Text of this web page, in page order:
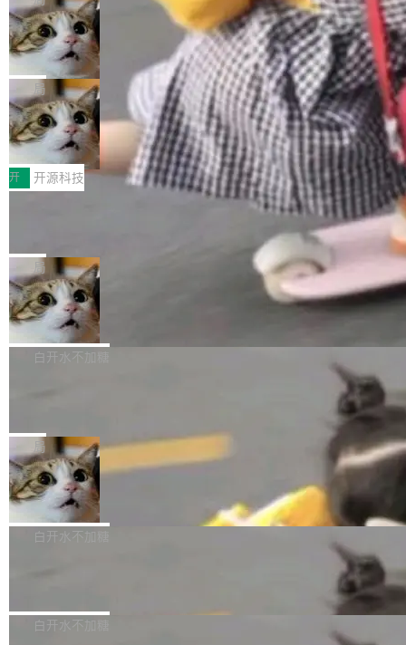
现实 过去两年，CIO们的焦虑清单上多了两项：
一是如何让大模型和智能体应用安全地从PoC走
向生产，二是如何让测试团队跟得上AI应用...
设置，如果用布尔值 + 可空字段来表示——bool
ean 表示是否可切换，nullable 的默认模式、浅
色方案、深色方案——会产生大量无意义的组
合。方案缺了、配置冲突了、全 null 了。要知道
哪些组合有效，作者说，你得靠"文档、校验、或
者部落知识"。 换个写法。Rust 的 enum，两个
变体：Switchable...
个"AI 知识库 + 聊天机器人"——每个大厂都在
做，没什么新鲜的。 但 Kenton Varda 在 Twitte
r 上把事情说清楚了： 今天我们发布了 Cloudfla
re OS，一个带连接器的聊天机器人，跟其他所
有科技公司做的一样。只不过，实际上它不一
样。这是 Sandstorm.io 的重制版，我十年前的
那个创业公司。不同的是，这次它构建在 Cloudf
lare Workers 上——我花了九年时间搭建的平台
——并且深度集成了 AI。这基本上是我十年秘密
Deno 团队开源 Celld，可自托管的分
布式 Durable Objects
Ryan Dahl 领导的 Deno 团队推出了最新开源项
目 Celld，一个能在自己机器上运行 Cloudflare
Workers 和 Durable Objects 的守护进程。 设
计思路很直接：每个对象是一个独立的 SQLite
数据库，按名称寻址，复制到你自己的 S3 兼容
存储库里。节点之间只通过这个存储库协调——
没有控制平面，没有共识协议。每个对象自带一
个小型数据库，应用天然按分片构建，单个数据
库的竞争和爆炸半径问题在设计层面就被消除
了。 闲置的 cell 会休眠到几乎不占资源。当 cel
l 迁移或唤醒时，新宿主从 S3 恢复 SQLite 数据
库继续执行。存储库是持久化的唯一真相...
局
鲁大师7月新机性能/流畅/AI榜：vivo夺
性能、流畅双第一，三星Galaxy Z系列
新折叠缺席
2026年7月的手机市场，由于存储等硬件成本暴
增，手机厂商的日子也不好过啊，新机速度明显
放缓，因此硝烟味淡了许多。新机参数规格除开
高价的三星折叠（三星Galaxy Z Fold8 Ultra / Z
Fold8 / Z Flip8）外，其余要么是中低端机器，
例如iQOO Z11i、REDMI Note 17、REDMI No
te 17 Pro、OPPO K15，要么是vivo X300 E这
样的次旗舰。 Galaxy Z Fold8 Ultra / Z Fold8 /
Z Flip8三款折叠屏新机均在7月22日发布，且全
部搭载骁龙8 Elite Gen5 for Galaxy，它们本该
开 开源科技
Zed 编辑器团队发布了新项目——DeltaDB，一
个在 git commit 之间记录每一次编辑操作的版
本控制系统。目前处于 Early Access 阶段。 De
ltaDB 的核心思路直接写在 landing page 最显
眼的位置：「Software is made between com
mits」——软件是在 commit 之间写出来的。git
是把这段空隙补上。 回退到任何一次编辑：Delt
aDB 捕获 commit 之间的每一次操作，...
局
SpaceXAI 单季资本开支达 183 亿美元
根据风险投资人Tomer Tunguz 博客（VC 分
析）披露的最新分析与第二季度业绩报告，Spac
微软同期总资本开支的四成。 与亚马逊、Alpha
bet、微软以及 Meta 等传统科技巨头相比，Spa
ceXAI的资金消耗速度尤为引人瞩目。然而，支
撑庞大支出的资金来源却呈现出截然不同的面
貌。数据显示，微软和 Meta 主要依托充沛的经
白开水不加糖
一个在终端里运行的编程 agent；Muse Spark
1.2，驱动这个 agent 的新模型。一句话概括：
你可以用 curl -fsSL https://dev.meta.ai/install.
sh | bash 安装一个能在大项目里自动规划、写
代码、验证结果的 AI 终端工具。 据介绍，Muse
个主 agent 循环，外加一组后台 agent。这些后
局
美团开源 LoHoSearch，用知识图谱校
准 AI 能力认知
机器出题的前提，是让机器拥有全局视野。整个
构建流程可以分为四个环节：建图 → 控制难度
白开水不加糖
库，并将作为transport接入Mooncake TENT。
白开水不加糖